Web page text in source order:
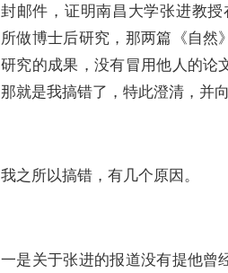
封邮件，证明南昌大学张进教授
所做博士后研究，那两篇《自然
研究的成果，没有冒用他人的论
那就是我搞错了，特此澄清，并
我之所以搞错，有几个原因。
一是关于张进的报道没有提他曾